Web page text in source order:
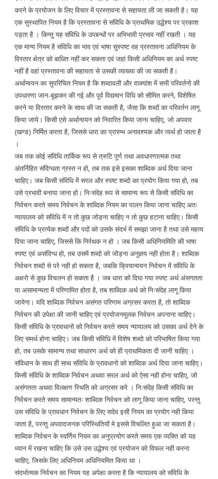
करने के प्रयोजन के लिए विचार में प्रस्तावना से सहायता ली जा सकती है। यह
एक सुस्थापित नियम है कि प्रस्तावना से संविधि के प्राथमिक उद्धेश्य पर प्रकाश
पड़ता है । किन्तु यह संविधि के उपबन्धों पर अभिभावी प्रभाव नहीं रखती । यह
एक मान्य नियम है संविधि का भाव एवं भाषा सुस्पष्ट वह प्रस्तावना अधिनियम के
विस्तार क्षेत्र को बाधित नहीं कर सकता एवं जहां किसी अधिनियम का अर्थ स्पष्ट
नहीं है वहां प्रस्तावना की सहायता से उसकी व्याख्या की जा सकती है।
अर्थान्वयन का सुपरिचित नियम है कि शब्दावली और वाक्यांश में सभी परिवर्तनो की
उपधारणा जान-बूझकर की गई और पूर्व विद्यमान विधि को सीमित करने, विशेषित
करने या विस्तार करने के साथ की जा सकती है, जैसा कि शब्दों का परिवर्तन लागू
किया जाये। किसी एसे अर्थान्वयन को निवारित किया जाना चाहिए, जो अपवार
(खण्ड) निर्मित करता है, जिससे धारा का प्रारम्भ अनावश्यक और व्यर्थ हो जाता है
।
जब तक कोई संविधि तार्किक रूप से त्रुटि पूर्ण तथा अवधारणात्मक तथा
अंतर्निहित संदिग्धता ग्रस्त न हो, तब तक इसे इसका शाब्दिक अर्थ दिया जाना
चाहिए। जब किसी संविधि में सरल और स्पष्ट शब्दो का प्रयोग किया गया हो, तब
उसे प्रभावी बनाया जाना हो। निःसंदेह रूप से सामान्य रूप से किसी संविधि का
निर्वचन करते समय निर्वचन के शाब्दिक नियम का पालन किया जाना चाहिए अतः
न्यायालय को संविधि में न तो कुछ जोड़ना चाहिए न तो कुछ हटाना चाहिए। किसी
संविधि के प्रत्येक शब्दों और पदों को उसके संदर्भ में समझा जाना है तथा उसे महत्व
दिया जाना चाहिए, जिससे कि निर्रथक न हो । जब किसी अधिनियमिति की भाषा
स्पष्ट एवं असंदिग्ध हो, तब उसमें शब्दो को जोड़ना अनुज्ञय नही होता है। शाब्दिक
निर्वचन शब्दो से परे नही हो सकता है, जबकि क्रियान्वयन निर्वचन में संविधि के
अक्षरो से कुछ विचलन हो सकता है । जब धारा को दिया गया स्पष्ट अर्थ अंसगतता
या असामान्यता में परिणामित होता है, तब शाब्दिक अर्थ को निःसंदेह लागू किया
जायेगा। यदि शाब्दिक निर्वचन असंगत परिणाम अग्रसर करता है, तो शाब्दिक
निर्वचन की उपेक्षा की जानी चाहिए एवं प्रयोजनमूलक निर्वचन अपनाना चाहिए।
किसी संविधि के प्रावधानो को निर्वचन करते समय न्यायालय को उसका अर्थ देने के
लिए समर्थ होना चाहिए। जब किसी संविधि में विशेष शब्दो को परिभाषित किया गया
हो, तब उसके सामान्य तथा साधारण अर्थ को ही प्राथमिकता दी जानी चाहिए ।
संविधान के साथ ही साथ संविधि के प्रावधानो को शाब्दिक अर्थ दिया जाना चाहिए।
किसी संविधि के शाब्दिक निर्वचन अथवा सरल अर्थ को ऐसा नही होना चाहिए, जो
असंगतता अथवा विलक्षण स्थिति को अग्रसर करे । निःसंदेह किसी संविधि का
निर्वचन करते समय सामान्यतः शाब्दिक निर्वचन को लागू किया जाना चाहिए, परन्तु
उस संविधि के प्रावधान निर्वचन के लिए सदेव इसी नियम का प्रयोग नही किया
जाता है, परन्तु अपवादजनक परिस्थितियों मे इससे विचलित हुआ जा सकता है।
शाब्दिक निर्वचन के स्वर्णिम नियम का अनुप्रयोग करते समय एक व्यक्ति को यह
ध्यान में रखना चाहिए कि उसे उस उद्धेश्य एवं प्रयोजन को विफल नही करना
चाहिए, जिसके लिए अधिनियम अधिनियमित किया था ।
संदर्भात्मक निर्वचन का नियम यह अपेक्षा करता है कि न्यायालय को संविधि के